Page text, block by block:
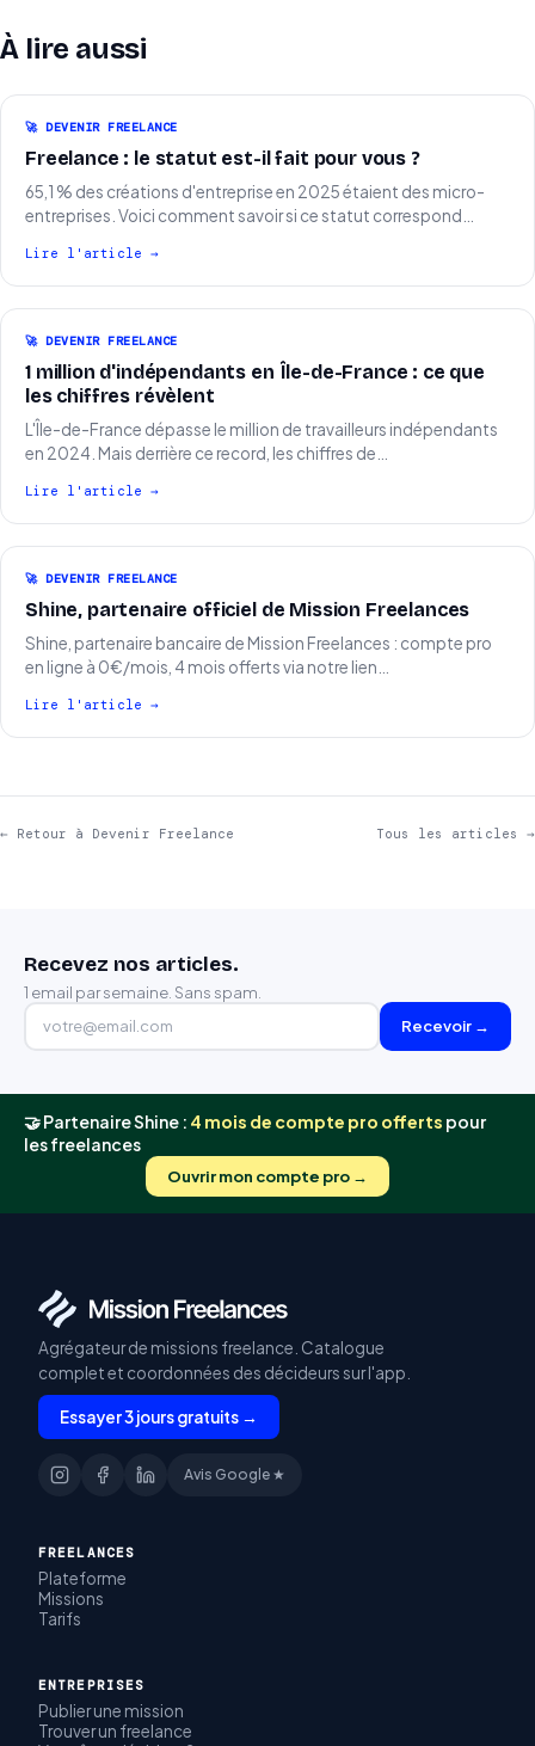
À lire aussi
🚀 DEVENIR FREELANCE
Freelance : le statut est-il fait pour vous ?
65,1 % des créations d'entreprise en 2025 étaient des micro-
entreprises. Voici comment savoir si ce statut correspond…
Lire l'article →
🚀 DEVENIR FREELANCE
1 million d'indépendants en Île-de-France : ce que
les chiffres révèlent
L'Île-de-France dépasse le million de travailleurs indépendants
en 2024. Mais derrière ce record, les chiffres de…
Lire l'article →
🚀 DEVENIR FREELANCE
Shine, partenaire officiel de Mission Freelances
Shine, partenaire bancaire de Mission Freelances : compte pro
en ligne à 0€/mois, 4 mois offerts via notre lien…
Lire l'article →
← Retour à Devenir Freelance Tous les articles →
Recevez nos articles.
1 email par semaine. Sans spam.
Recevoir →
🤝 Partenaire Shine : 4 mois de compte pro offerts pour
les freelances
Ouvrir mon compte pro →
Agrégateur de missions freelance. Catalogue
complet et coordonnées des décideurs sur l'app.
Essayer 3 jours gratuits →
Avis Google ★
FREELANCES
Plateforme
Missions
Tarifs
ENTREPRISES
Publier une mission
Trouver un freelance